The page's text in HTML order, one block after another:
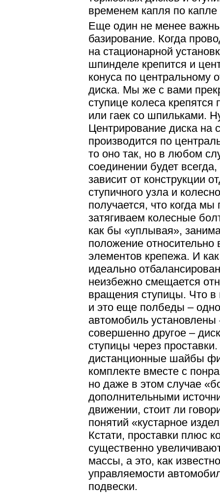
временем капля по капле
Еще один не менее
базирование. Когда
на стационарной
шпинделе крепится и
конуса по центральному
диска. Мы же с вами
ступице колеса
или гаек со шпильками.
Центрирование диска на
производится по
то оно так, но в любом
соединении будет
зависит от конструкции
ступичного узла и
получается, что когда мы
затягиваем колесные
как бы «уплывая»,
положение
элементов крепежа. И как
идеально
неизбежно смещается
вращения ступицы. Что в
и это еще полбеды –
автомобиль
совершенно другое –
ступицы через
дистанционные шайбы
комплекте вместе с
но даже в этом случае
дополнительными
движении, стоит ли
понятий «кустарное
Кстати, проставки плюс
существенно
массы, а это, как
управляемости
подвески.